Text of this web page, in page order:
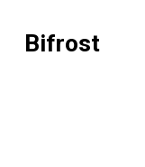
Bifrost